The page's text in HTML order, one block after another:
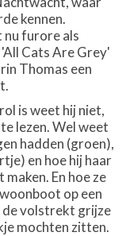
kennen.
nu furore als
Cats Are Grey'
Thomas een
is weet hij niet,
lezen. Wel weet
hadden (groen),
en hoe hij haar
En hoe ze
op een
de volstrekt grijze
mochten zitten.